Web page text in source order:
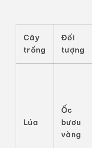
Cây
trồng
Đối
tượng
Lúa
Ốc
bươu
vàng